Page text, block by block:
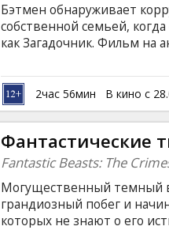
Бэтмен обнаруживает
собственной семьей,
как Загадочник. Фильм на
2час 56мин В кино с
Фантастические
Fantastic Beasts: The
Могущественный темный
грандиозный побег и
которых не знают о его